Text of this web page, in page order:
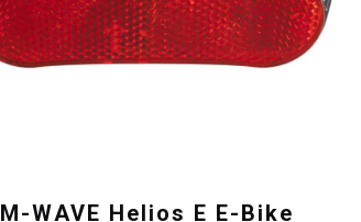
M-WAVE Helios E E-Bike